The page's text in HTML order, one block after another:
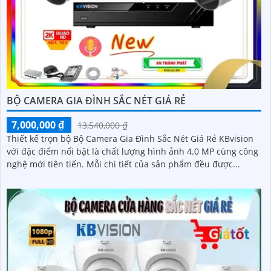
BỘ CAMERA GIA ĐÌNH SẮC NÉT GIÁ RẺ
7,000,000 ₫
13,540,000 ₫
Thiết kế trọn bộ Bộ Camera Gia Đình Sắc Nét Giá Rẻ KBvision
với đặc điểm nổi bật là chất lượng hình ảnh 4.0 MP cùng công
nghệ mới tiên tiến. Mỗi chi tiết của sản phẩm đều được...